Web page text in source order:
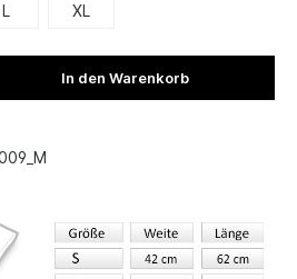
L XL
In den Warenkorb